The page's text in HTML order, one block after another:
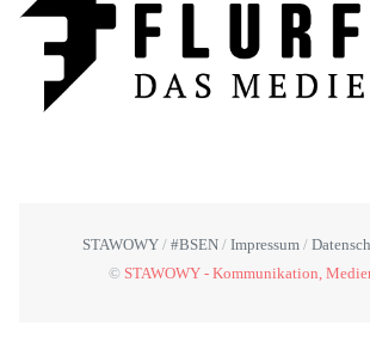
STAWOWY #BSEN Impressum
© STAWOWY - Kommunikation,